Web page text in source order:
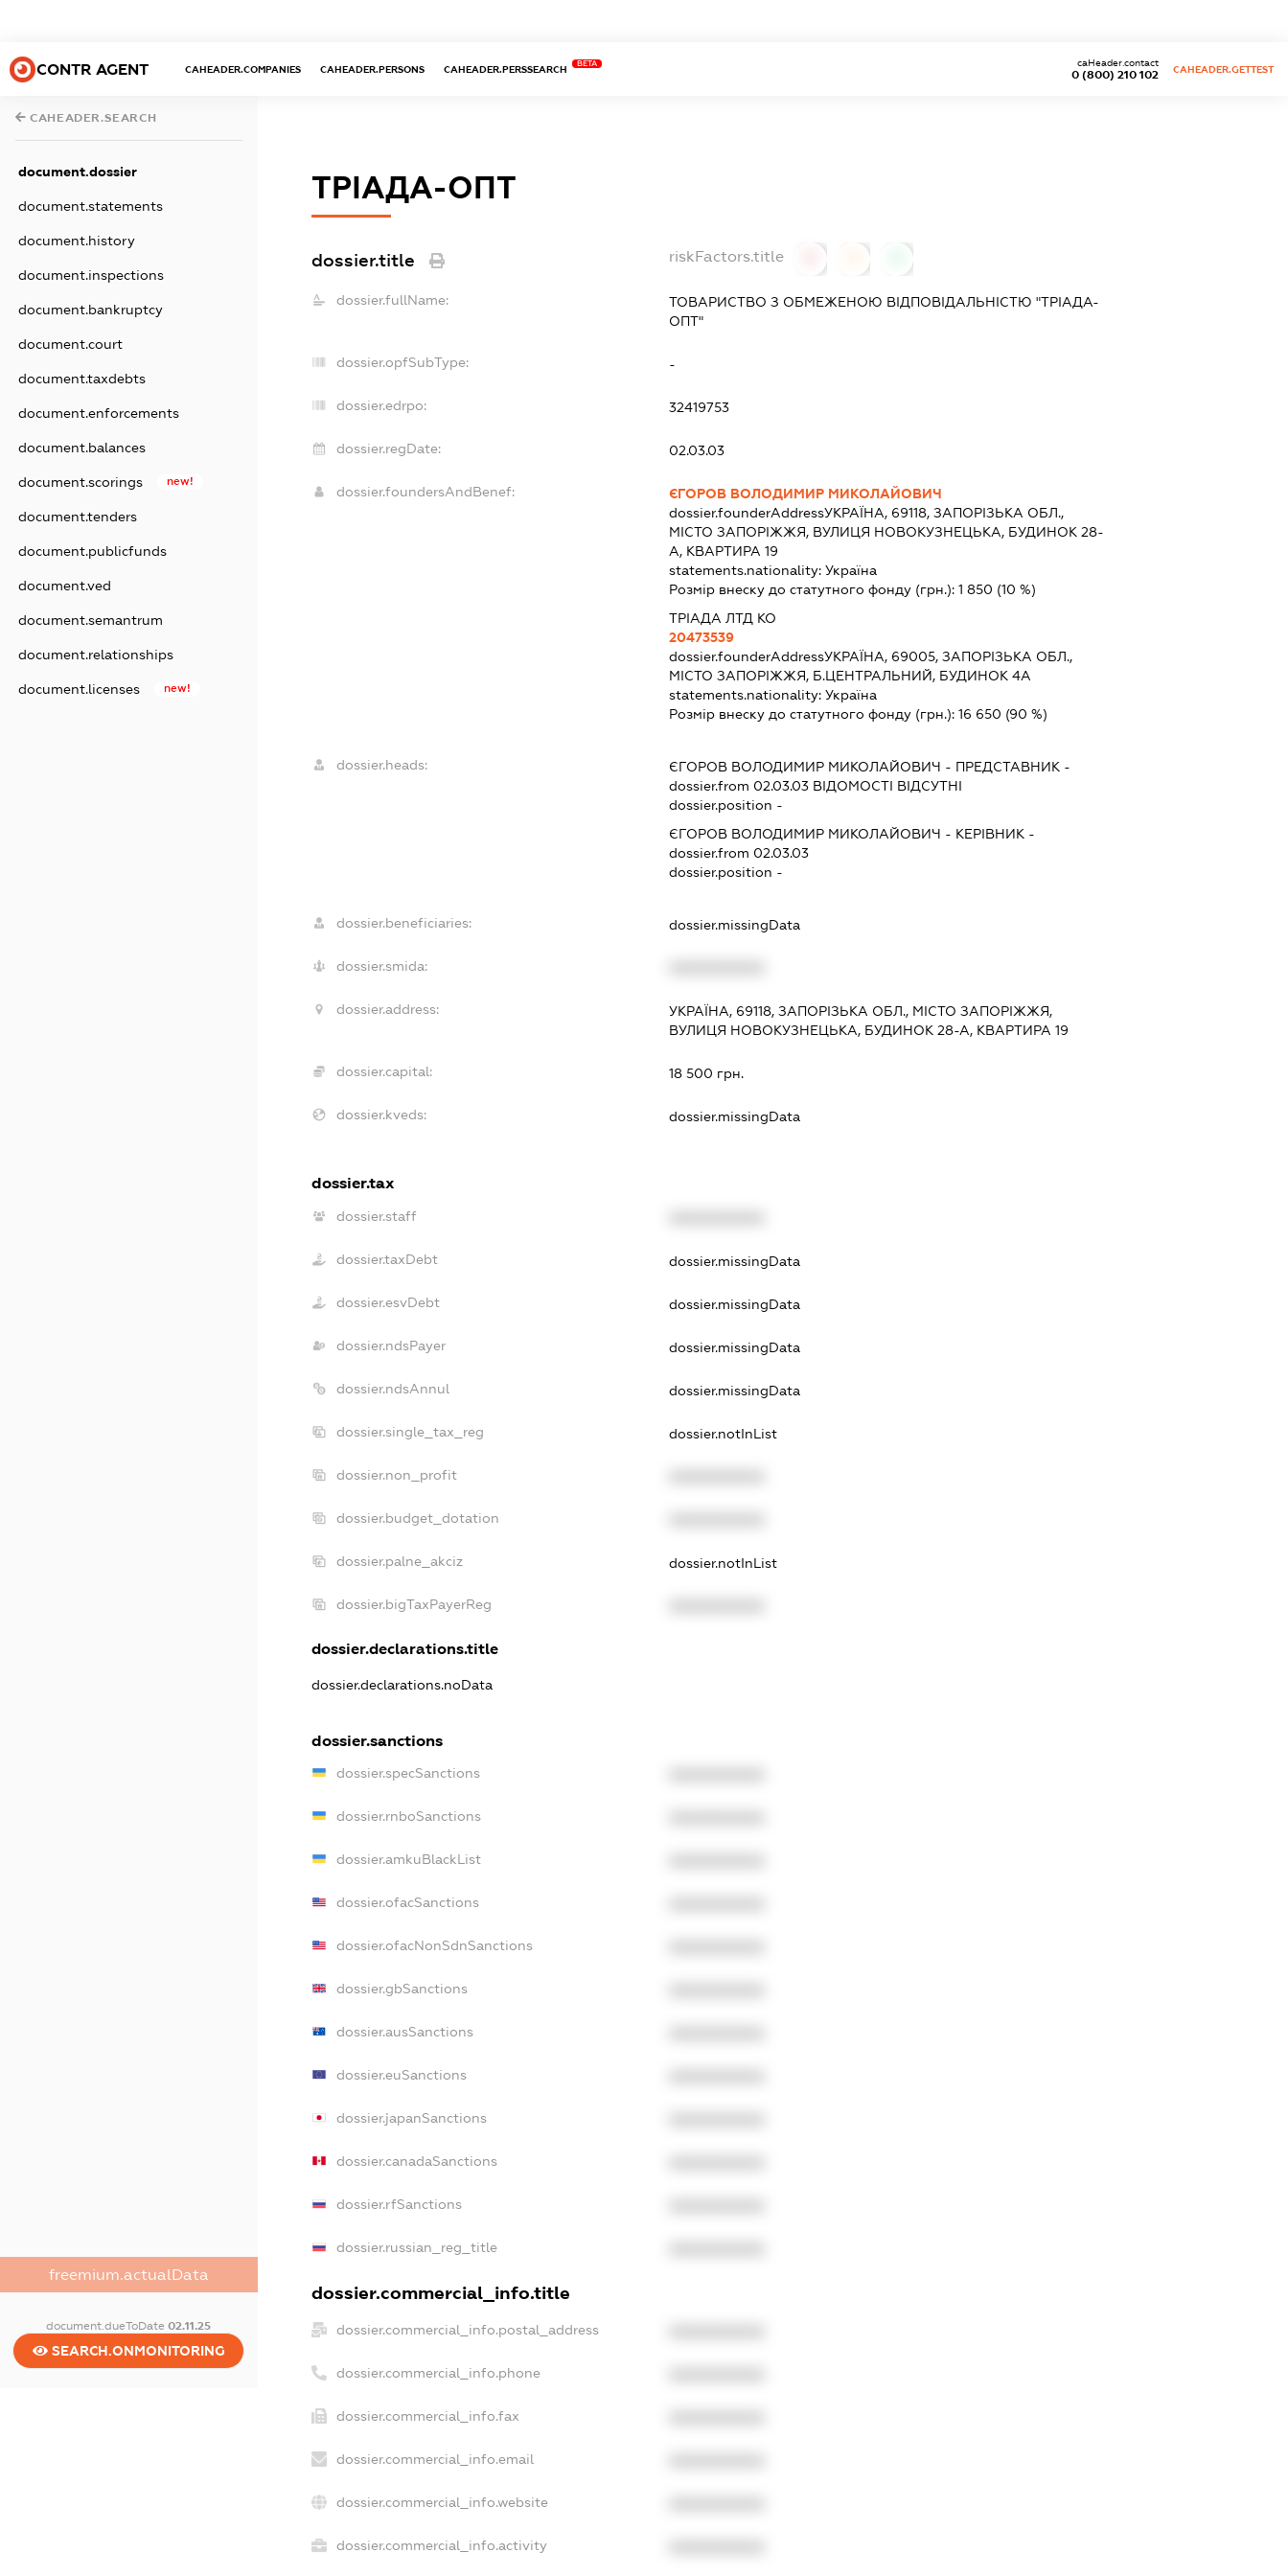
CONTR AGENT CAHEADER.COMPANIES CAHEADER.PERSONS CAHEADER.PERSSEARCH
BETA
0 (800) 210 102
caHeader.contact
CAHEADER.GETTEST
CAHEADER.SEARCH
document.dossier
document.statements
document.history
document.inspections
document.bankruptcy
document.court
document.taxdebts
document.enforcements
document.balances
document.scorings new!
document.tenders
document.publicfunds
document.ved
document.semantrum
document.relationships
document.licenses new!
freemium.actualData
document.dueToDate02.11.25
SEARCH.ONMONITORING
ТРІАДА-ОПТ
dossier.title riskFactors.title
dossier.fullName:
ТОВАРИСТВО З ОБМЕЖЕНОЮ ВІДПОВІДАЛЬНІСТЮ "ТРІАДА-
ОПТ"
dossier.opfSubType: -
dossier.edrpo: 32419753
dossier.regDate: 02.03.03
dossier.foundersAndBenef:
ЄГОРОВ ВОЛОДИМИР МИКОЛАЙОВИЧ
dossier.founderAddressУКРАЇНА, 69118, ЗАПОРІЗЬКА ОБЛ.,
МІСТО ЗАПОРІЖЖЯ, ВУЛИЦЯ НОВОКУЗНЕЦЬКА, БУДИНОК 28-
А, КВАРТИРА 19
statements.nationality: Україна
Розмір внеску до статутного фонду (грн.): 1 850 (10 %)
ТРІАДА ЛТД КО
20473539
dossier.founderAddressУКРАЇНА, 69005, ЗАПОРІЗЬКА ОБЛ.,
МІСТО ЗАПОРІЖЖЯ, Б.ЦЕНТРАЛЬНИЙ, БУДИНОК 4А
statements.nationality: Україна
Розмір внеску до статутного фонду (грн.): 16 650 (90 %)
dossier.heads: ЄГОРОВ ВОЛОДИМИР МИКОЛАЙОВИЧ - ПРЕДСТАВНИК -
dossier.from 02.03.03ВІДОМОСТІ ВІДСУТНІ
dossier.position -
ЄГОРОВ ВОЛОДИМИР МИКОЛАЙОВИЧ - КЕРІВНИК -
dossier.from 02.03.03
dossier.position -
dossier.beneficiaries: dossier.missingData
dossier.smida:
dossier.address:
УКРАЇНА, 69118, ЗАПОРІЗЬКА ОБЛ., МІСТО ЗАПОРІЖЖЯ,
ВУЛИЦЯ НОВОКУЗНЕЦЬКА, БУДИНОК 28-А, КВАРТИРА 19
dossier.capital: 18 500 грн.
dossier.kveds: dossier.missingData
dossier.tax
dossier.staff
dossier.taxDebt dossier.missingData
dossier.esvDebt dossier.missingData
dossier.ndsPayer dossier.missingData
dossier.ndsAnnul dossier.missingData
dossier.single_tax_reg dossier.notInList
dossier.non_profit
dossier.budget_dotation
dossier.palne_akciz dossier.notInList
dossier.bigTaxPayerReg
dossier.declarations.title
dossier.declarations.noData
dossier.sanctions
dossier.specSanctions
dossier.rnboSanctions
dossier.amkuBlackList
dossier.ofacSanctions
dossier.ofacNonSdnSanctions
dossier.gbSanctions
dossier.ausSanctions
dossier.euSanctions
dossier.japanSanctions
dossier.canadaSanctions
dossier.rfSanctions
dossier.russian_reg_title
dossier.commercial_info.title
dossier.commercial_info.postal_address
dossier.commercial_info.phone
dossier.commercial_info.fax
dossier.commercial_info.email
dossier.commercial_info.website
dossier.commercial_info.activity